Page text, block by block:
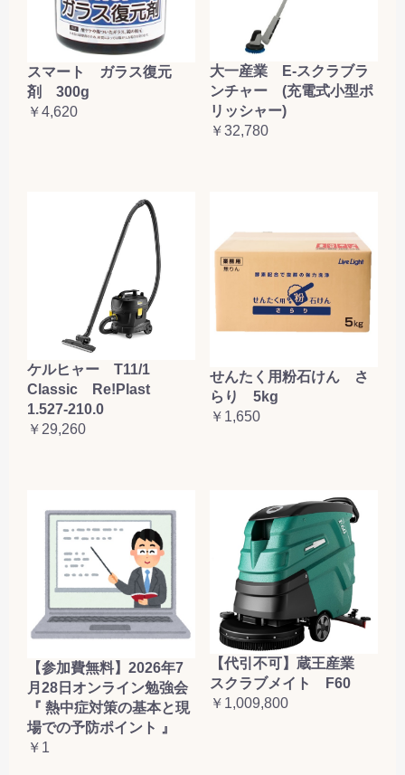
スマート ガラス復元
剤 300g
￥4,620
大一産業 E-スクラブラ
ンチャー (充電式小型ポ
リッシャー)
￥32,780
ケルヒャー T11/1
Classic Re!Plast
1.527-210.0
￥29,260
せんたく用粉石けん さ
らり 5kg
￥1,650
【参加費無料】2026年7
月28日オンライン勉強会
『 熱中症対策の基本と現
場での予防ポイント 』
￥1
【代引不可】蔵王産業
スクラブメイト F60
￥1,009,800